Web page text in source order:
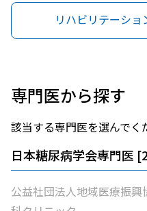
クリニック / 医療法人社団
たクリニック / 医療法人
リハビリテーシ
専門医から探す
該当する専門医を選んでく
日本糖尿病学会専門医 [
公益社団法人地域医療振